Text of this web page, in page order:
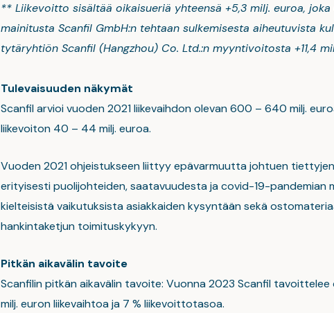
** Liikevoitto sisältää oikaisueriä yhteensä +5,3 milj. euroa,
mainitusta Scanfil GmbH:n tehtaan sulkemisesta aiheutuvista
tytäryhtiön Scanfil (Hangzhou) Co. Ltd.:n myyntivoitosta +11,4
Tulevaisuuden näkymät
Scanfil arvioi vuoden 2021 liikevaihdon olevan 600 – 640 milj.
liikevoiton 40 – 44 milj. euroa.
Vuoden 2021 ohjeistukseen liittyy epävarmuutta johtuen
erityisesti puolijohteiden, saatavuudesta ja covid-19-pandemian
kielteisistä vaikutuksista asiakkaiden kysyntään sekä
hankintaketjun toimituskykyyn.
Pitkän aikavälin tavoite
Scanfilin pitkän aikavälin tavoite: Vuonna 2023 Scanfil
milj. euron liikevaihtoa ja 7 % liikevoittotasoa.